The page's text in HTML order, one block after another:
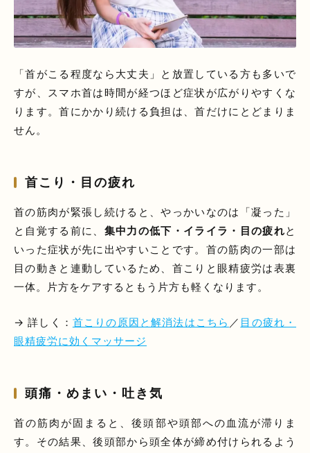
「首がこる程度なら大丈夫」と放置している方も多いで
すが、スマホ首は時間が経つほど症状が広がりやすくな
ります。首にかかり続ける負担は、首だけにとどまりま
せん。
首こり・目の疲れ
首の筋肉が緊張し続けると、やっかいなのは「凝った」
と自覚する前に、 集中力の低下・イライラ・目の疲れと
いった症状が先に出やすいことです。首の筋肉の一部は
目の動きと連動しているため、首こりと眼精疲労は表裏
一体。片方をケアするともう片方も軽くなります。
→ 詳しく： 首こりの原因と解消法はこちら ／ 目の疲れ・
眼精疲労に効くマッサージ
頭痛・めまい・吐き気
首の筋肉が固まると、後頭部や頭部への血流が滞りま
す。その結果、後頭部から頭全体が締め付けられるよう